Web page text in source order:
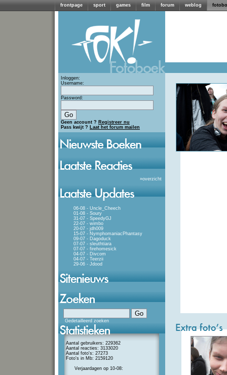
frontpage sport games film forum weblog
Inloggen:
Username:
Password:
Geen account ? Registreer nu
Pass kwijt ? Laat het forum mailen
»overzicht
06-08 - Uncle_Cheech
01-08 - Soury
31-07 - SpeedyGJ
22-07 - wimbo
20-07 - jdh009
15-07 - NymphomaniacPhantasy
09-07 - Dagoduck
07-07 - sleuthtiara
07-07 - firehomesick
04-07 - Divcom
04-07 - Teerzii
29-06 - Jdood
Gedetailleerd zoeken
Aantal gebruikers: 229362
Aantal reacties: 3133020
Aantal foto's: 27273
Foto's in Mb: 2159120
Verjaardagen op 10-08: